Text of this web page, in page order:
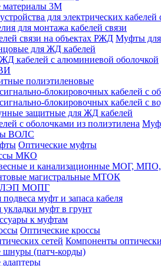
3M
для электрических кабелей
для монтажа кабелей связи
Муфты для
для ЖД кабелей
кабелей с алюминиевой оболочкой
полиэтиленовые
блокировочных кабелей с
блокировочных кабелей с
защитные для ЖД кабелей
ВОЛС
Оптические муфты
МКО
и канализационные МОГ,
магистральные МТОК
ЛЭП МОПГ
муфт и запаса кабеля
укладки муфт в грунт
к муфтам
Оптические кроссы
Компоненты
шнуры (патч-корды)